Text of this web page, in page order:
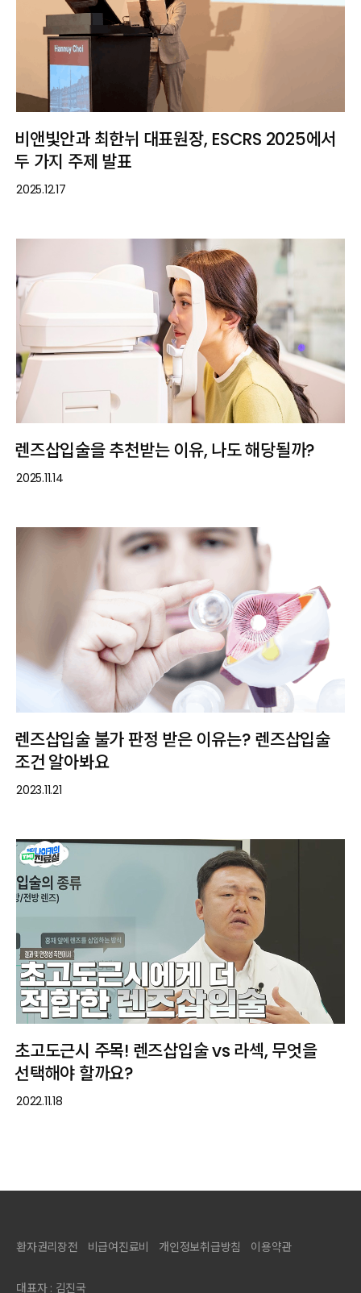
비앤빛안과 최한뉘 대표원장, ESCRS 2025에서
두 가지 주제 발표
2025.12.17
렌즈삽입술을 추천받는 이유, 나도 해당될까?
2025.11.14
렌즈삽입술 불가 판정 받은 이유는? 렌즈삽입술
조건 알아봐요
2023.11.21
초고도근시 주목! 렌즈삽입술 vs 라섹, 무엇을
선택해야 할까요?
2022.11.18
환자권리장전 비급여진료비 개인정보취급방침 이용약관
대표자 : 김진국